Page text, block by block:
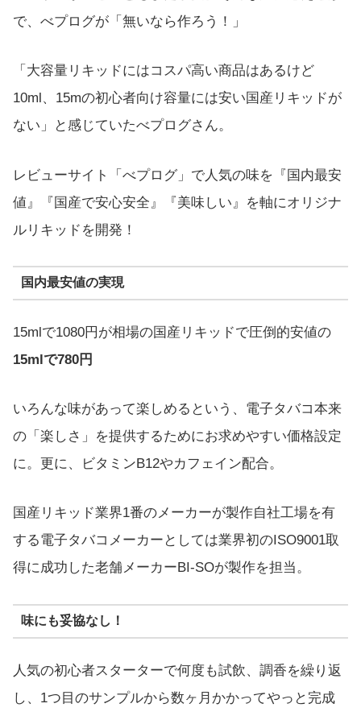
で、べプログが「無いなら作ろう！」
「大容量リキッドにはコスパ高い商品はあるけど
10ml、15mの初心者向け容量には安い国産リキッドが
ない」と感じていたべプログさん。
レビューサイト「べプログ」で人気の味を『国内最安
値』『国産で安心安全』『美味しい』を軸にオリジナ
ルリキッドを開発！
国内最安値の実現
15mlで1080円が相場の国産リキッドで圧倒的安値の
15mlで780円
いろんな味があって楽しめるという、電子タバコ本来
の「楽しさ」を提供するためにお求めやすい価格設定
に。更に、ビタミンB12やカフェイン配合。
国産リキッド業界1番のメーカーが製作自社工場を有
する電子タバコメーカーとしては業界初のISO9001取
得に成功した老舗メーカーBI-SOが製作を担当。
味にも妥協なし！
人気の初心者スターターで何度も試飲、調香を繰り返
し、1つ目のサンプルから数ヶ月かかってやっと完成